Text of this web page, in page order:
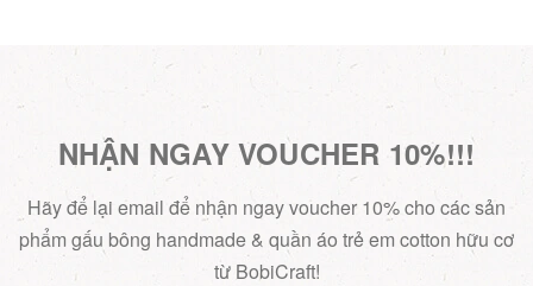
NHẬN NGAY VOUCHER 10%!!!
Hãy để lại email để nhận ngay voucher 10% cho các sản
phẩm gấu bông handmade & quần áo trẻ em cotton hữu cơ
từ BobiCraft!